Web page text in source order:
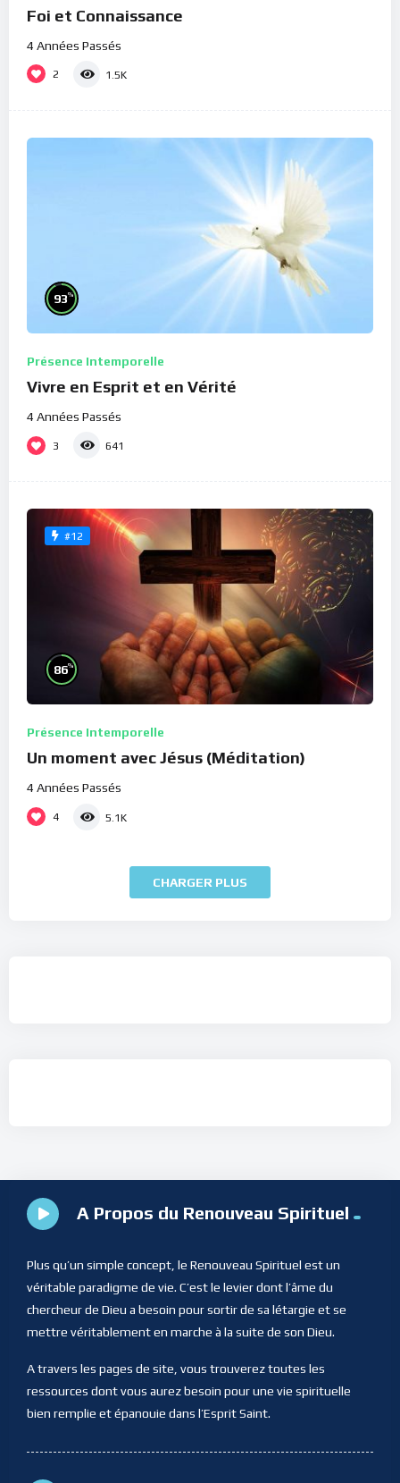
Foi et Connaissance
4 Années Passés
2 1.5K
93%
Présence Intemporelle
Vivre en Esprit et en Vérité
4 Années Passés
3 641
#12
86%
Présence Intemporelle
Un moment avec Jésus (Méditation)
4 Années Passés
4 5.1K
CHARGER PLUS
A Propos du Renouveau Spirituel
Plus qu’un simple concept, le Renouveau Spirituel est un
véritable paradigme de vie. C’est le levier dont l’âme du
chercheur de Dieu a besoin pour sortir de sa létargie et se
mettre véritablement en marche à la suite de son Dieu.
A travers les pages de site, vous trouverez toutes les
ressources dont vous aurez besoin pour une vie spirituelle
bien remplie et épanouie dans l’Esprit Saint.